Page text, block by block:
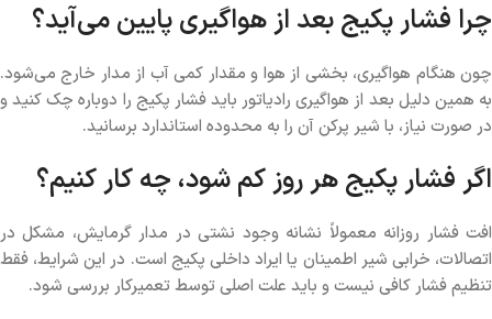
چرا فشار پکیج بعد از هواگیری پایین می‌آید؟
چون هنگام هواگیری، بخشی از هوا و مقدار کمی آب از مدار خارج می‌شود.
به همین دلیل بعد از هواگیری رادیاتور باید فشار پکیج را دوباره چک کنید و
در صورت نیاز، با شیر پرکن آن را به محدوده استاندارد برسانید.
اگر فشار پکیج هر روز کم شود، چه کار کنیم؟
افت فشار روزانه معمولاً نشانه وجود نشتی در مدار گرمایش، مشکل در
اتصالات، خرابی شیر اطمینان یا ایراد داخلی پکیج است. در این شرایط، فقط
تنظیم فشار کافی نیست و باید علت اصلی توسط تعمیرکار بررسی شود.